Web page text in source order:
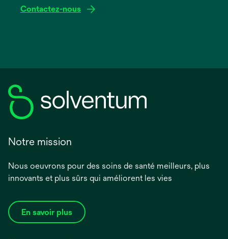
Contactez-nous
Notre mission
Nous oeuvrons pour des soins de santé meilleurs, plus
innovants et plus sûrs qui améliorent les vies
En savoir plus